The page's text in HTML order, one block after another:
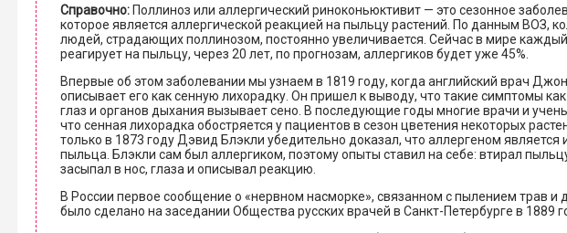
Справочно:Поллиноз или аллергический риноконьюктивит — это сезонное
которое является аллергической реакцией на пыльцу растений. По данным ВОЗ,
людей, страдающих поллинозом, постоянно увеличивается. Сейчас в мире
реагирует на пыльцу, через 20 лет, по прогнозам, аллергиков будет уже 45%.
Впервые об этом заболевании мы узнаем в 1819 году, когда английский врач
описывает его как сенную лихорадку. Он пришел к выводу, что такие симптомы
глаз и органов дыхания вызывает сено. В последующие годы многие врачи и
что сенная лихорадка обостряется у пациентов в сезон цветения некоторых
только в 1873 году Дэвид Блэкли убедительно доказал, что аллергеном является
пыльца. Блэкли сам был аллергиком, поэтому опыты ставил на себе: втирал
засыпал в нос, глаза и описывал реакцию.
В России первое сообщение о «нервном насморке», связанном с пылением трав и
было сделано на заседании Общества русских врачей в Санкт-Петербурге в 1889